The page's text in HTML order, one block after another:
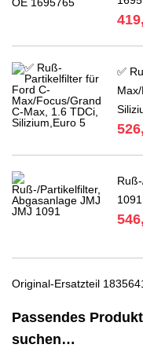
✅
1091
Original-Ersatzteil
Passendes
suchen…